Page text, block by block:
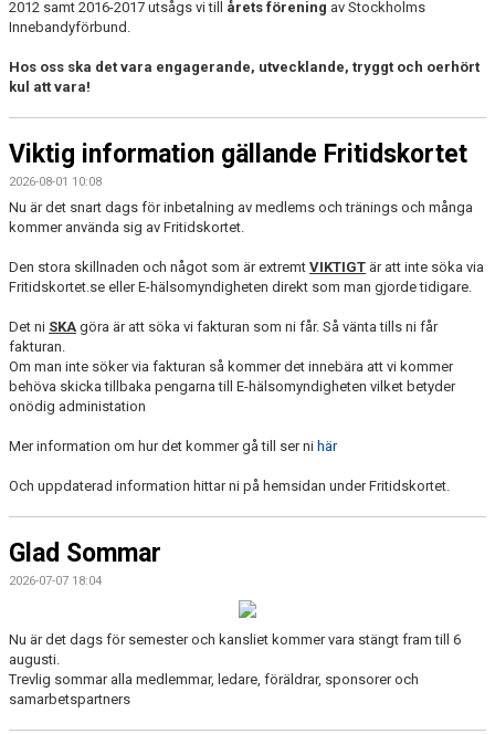
2012 samt 2016-2017 utsågs vi till årets förening av Stockholms
Innebandyförbund.
Hos oss ska det vara engagerande, utvecklande, tryggt och oerhört
kul att vara!
Viktig information gällande Fritidskortet
2026-08-01 10:08
Nu är det snart dags för inbetalning av medlems och tränings och många
kommer använda sig av Fritidskortet.
Den stora skillnaden och något som är extremt VIKTIGT är att inte söka via
Fritidskortet.se eller E-hälsomyndigheten direkt som man gjorde tidigare.
Det ni SKA göra är att söka vi fakturan som ni får. Så vänta tills ni får
fakturan.
Om man inte söker via fakturan så kommer det innebära att vi kommer
behöva skicka tillbaka pengarna till E-hälsomyndigheten vilket betyder
onödig administation
Mer information om hur det kommer gå till ser ni här
Och uppdaterad information hittar ni på hemsidan under Fritidskortet.
Glad Sommar
2026-07-07 18:04
Nu är det dags för semester och kansliet kommer vara stängt fram till 6
augusti.
Trevlig sommar alla medlemmar, ledare, föräldrar, sponsorer och
samarbetspartners